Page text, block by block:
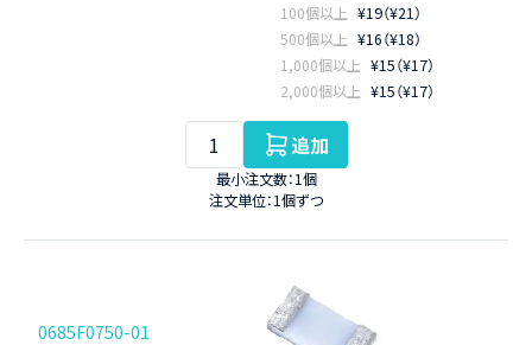
100個以上 ¥19（¥21）
500個以上 ¥16（¥18）
1,000個以上 ¥15（¥17）
2,000個以上 ¥15（¥17）
追加
最小注文数：1個
注文単位：1個ずつ
0685F0750-01